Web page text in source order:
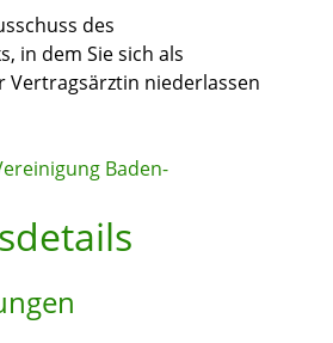
des
in dem Sie sich als
Vertragsärztin niederlassen
Baden-